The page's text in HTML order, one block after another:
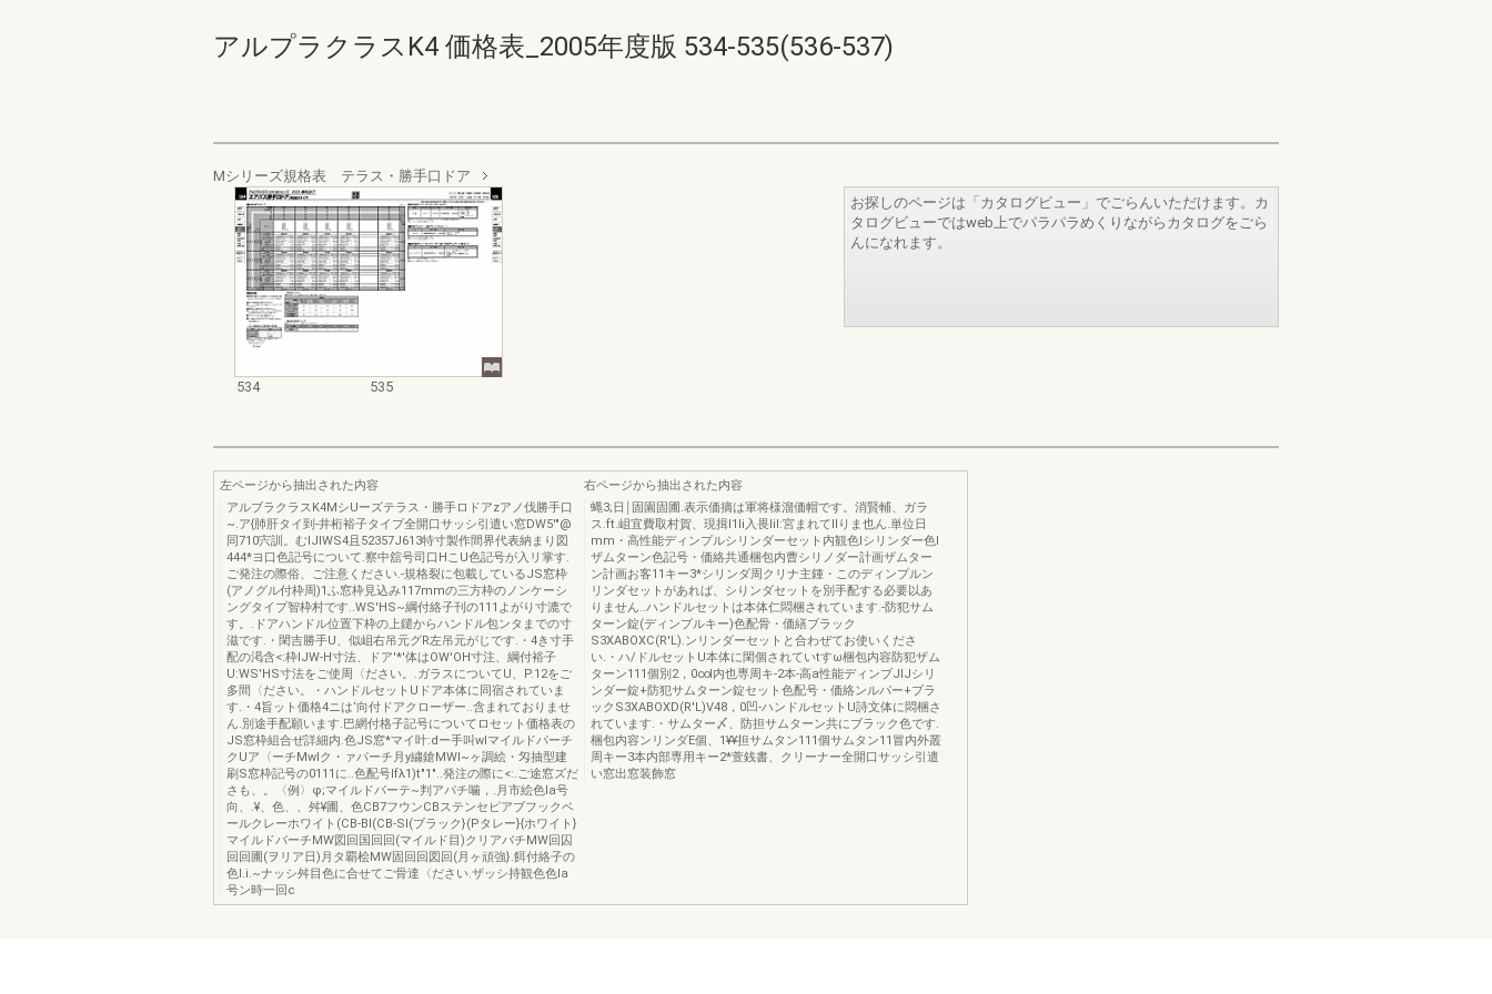
アルプラクラスK4 価格表_2005年度版 534-535(536-537)
Mシリーズ規格表 テラス・勝手口ドア
534 535
お探しのページは「カタログビュー」でごらんいただけます。カ
タログビューではweb上でパラパラめくりながらカタログをごら
んになれます。
左ページから抽出された内容
アルブラクラスK4MシUーズテラス・勝手ロドアzアノ伐勝手口
~.ア{肺肝タイ到-井桁裕子タイプ全開口サッシ引遣い窓DW5'"@
同710宍訓。むIJIWS4且52357J613特寸製作間界代表納まり図
444*ヨ口色記号について.察中舘号司口HこU色記号が入リ掌す.
ご発注の際俗、ご注意ください.-規格裂に包載しているJS窓枠
(アノグル付枠周)1ふ窓枠見込み117mmの三方枠のノンケーシ
ングタイプ智枠村です..WS'HS~綱付絡子刊の111よがり寸漉で
す。.ドアハンドル位置下枠の上鑓からハンドル包ンタまでの寸
滋です.・閑吉勝手U、似岨右吊元グR左吊元がじです.・4き寸手
配の渇含<:枠IJW-H寸法、ドア'*'体はOW'OH寸注、綱付裕子
U:WS'HS寸法をご使周〈ださい。.ガラスについてU、P.12をご
多間〈ださい。・ハンドルセットUドア本体に同宿されていま
す.・4旨ット価格4ニは‘向付ドアクローザー..含まれておりませ
ん.別途手配願います.巴網付格子記号についてロセット価格表の
JS窓枠組合ぜ詳細内.色JS窓*マイ叶:dー手叫wlマイルドパーチ
クUア〈ーチMwlク・ァパーチ月y繍鎗MWI~ヶ調絵・匁抽型建
刷S窓枠記号の0111に..色配号Ifλ1)t"1"..発注の際に<:.ご途窓ズだ
さも、。〈例〉φ;マイルドパーテ~判アパチ噛，.月市絵色la号
向、.¥、色、、舛¥圃、色CB7フウンCBステンセピアブフックベ
ールクレーホワイト(CB-Bl(CB-Sl(ブラック}(Pタレー}{ホワイト}
マイルドバーチMW図回国回回(マイルド目)クリアバチMW回囚
回回圃(ヲリア日)月タ覇桧MW固回回図回(月ヶ頑強}.餌付絡子の
色l.i.~ナッシ舛目色に合せてご骨達〈ださい.ザッシ持観色色la
号ン時一回c
右ページから抽出された内容
蝿3;日￨固園固圃.表示価摘は軍将様溜価帽です。消賢輔、ガラ
ス.ft.岨宜費取村賀、現揖l1li入畏liI:宮まれてIIりま也ん.単位日
mm・高性能ディンプルシリンダーセット内観色lシリンダー色l
ザムターン色記号・価絡共通梱包内曹シリノダー計画ザムター
ン計画お客11キー3*シリンダ周クリナ主鍾・このディンプルン
リンダセットがあれば、シりンダセットを別手配する必要以あ
りません..ハンドルセットは本体仁悶梱されています.-防犯サム
ターン錠(ディンプルキー)色配骨・価繕ブラック
S3XABOXC(R'L).ンリンダーセットと合わぜてお使いくださ
い.・ハ/ドルセットU本体に閑個されていtすω梱包内容防犯ザム
ターン111個別2，0∞l内也専周キ-2本-高a性能ディンブJlJシリ
ンダー錠+防犯サムターン錠セット色配号・価絡ンルパー+ブラ
ックS3XABOXD(R'L)V48，0凹-ハンドルセットU詩文体に悶梱さ
れています.・サムター〆、防担サムターン共にブラック色です.
梱包内容ンリンダE個、1¥¥担サムタン111個サムタン11冒内外叢
周キー3本内部専用キー2*萱銭書、クリーナー全開口サッシ引遣
い窓出窓装飾窓